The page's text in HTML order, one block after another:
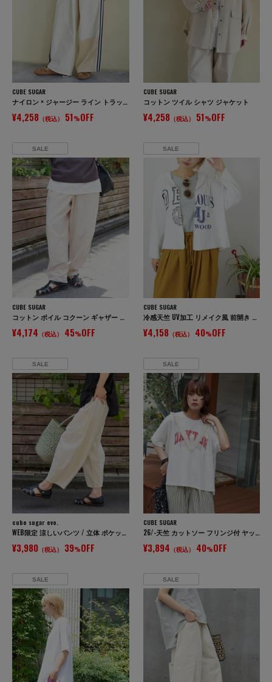
CUBE SUGAR
ナイロン × ジャージー ライン トラックパンツ
¥4,258 （税込） 51%OFF
CUBE SUGAR
コットン ツイル シャツ ジャケット
¥4,258（税込） 51%OFF
SALE
CUBE SUGAR
コットン ボイル コクーン ギャザー パンツ
¥4,174 （税込） 45%OFF
SALE
CUBE SUGAR
冷感天竺 UV加工 リメイク風 前開き パーカー
¥4,158（税込） 40%OFF
SALE
cube sugar evo.
WEB限定 涼しいパンツ / 立体 ポケット イージー コクーンパンツ
¥3,980 （税込） 39%OFF
SALE
CUBE SUGAR
26/-天竺 カットソー フリンジ付 ヤッコ Tシャツ
¥3,894 （税込） 40%OFF
SALE SALE